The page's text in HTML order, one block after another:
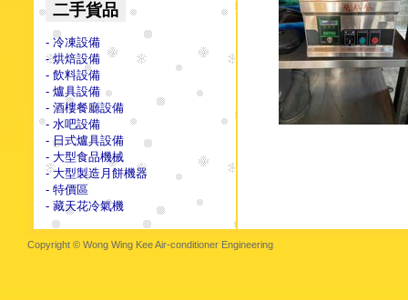
二手貨品
- 冷凍設備
- 烘焙設備
- 飲料設備
- 爐具設備
- 酒樓餐廳設備
- 水吧設備
- 日式爐具設備
- 大型食品機械
- 大型製造月餅機器
- 特價區
- 藏天花冷氣機
Copyright © Wong Wing Kee Air-conditioner Engineering